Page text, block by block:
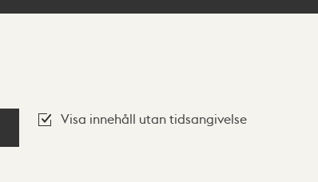
Visa innehåll utan tidsangivelse